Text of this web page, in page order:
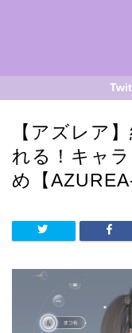
【アズレア
れる！キャ
め【